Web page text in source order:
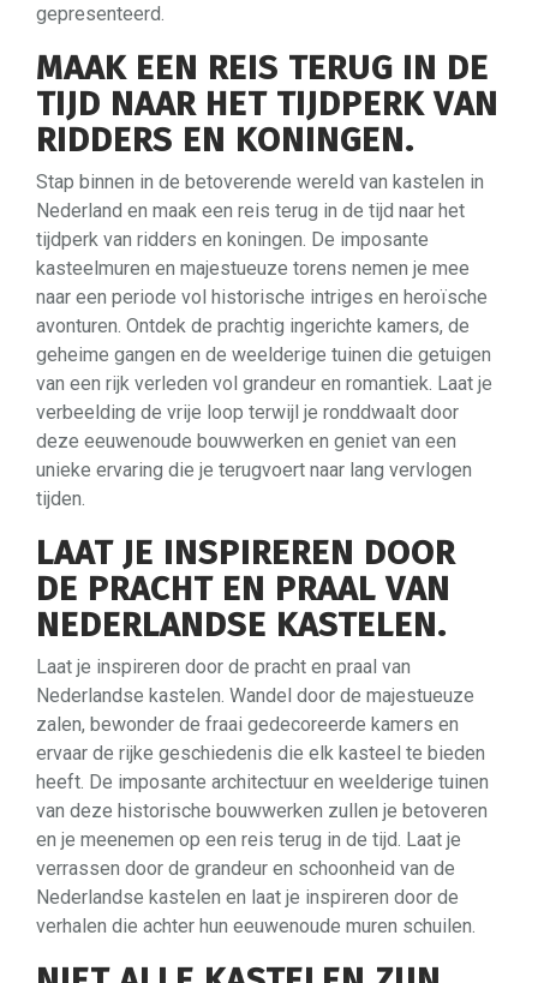
gepresenteerd.
MAAK EEN REIS TERUG IN DE
TIJD NAAR HET TIJDPERK VAN
RIDDERS EN KONINGEN.
Stap binnen in de betoverende wereld van kastelen in
Nederland en maak een reis terug in de tijd naar het
tijdperk van ridders en koningen. De imposante
kasteelmuren en majestueuze torens nemen je mee
naar een periode vol historische intriges en heroïsche
avonturen. Ontdek de prachtig ingerichte kamers, de
geheime gangen en de weelderige tuinen die getuigen
van een rijk verleden vol grandeur en romantiek. Laat je
verbeelding de vrije loop terwijl je ronddwaalt door
deze eeuwenoude bouwwerken en geniet van een
unieke ervaring die je terugvoert naar lang vervlogen
tijden.
LAAT JE INSPIREREN DOOR
DE PRACHT EN PRAAL VAN
NEDERLANDSE KASTELEN.
Laat je inspireren door de pracht en praal van
Nederlandse kastelen. Wandel door de majestueuze
zalen, bewonder de fraai gedecoreerde kamers en
ervaar de rijke geschiedenis die elk kasteel te bieden
heeft. De imposante architectuur en weelderige tuinen
van deze historische bouwwerken zullen je betoveren
en je meenemen op een reis terug in de tijd. Laat je
verrassen door de grandeur en schoonheid van de
Nederlandse kastelen en laat je inspireren door de
verhalen die achter hun eeuwenoude muren schuilen.